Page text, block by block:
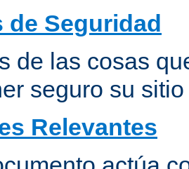
de Seguridad
de las cosas
seguro su
Relevantes